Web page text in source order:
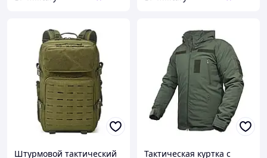
Штурмовой тактический Тактическая куртка с